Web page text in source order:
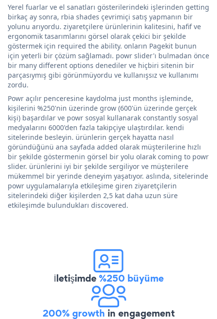
Yerel fuarlar ve el sanatları gösterilerindeki işlerinden getting
birkaç ay sonra, rbia shades çevrimiçi satış yapmanın bir
yolunu arıyordu. ziyaretçilere ürünlerinin kalitesini, hafif ve
ergonomik tasarımlarını görsel olarak çekici bir şekilde
göstermek için required the ability. onların Pagekit bunun
için yeterli bir çözüm sağlamadı. powr slider'ı bulmadan önce
bir many different options denediler ve hiçbiri sitenin bir
parçasıymış gibi görünmüyordu ve kullanışsız ve kullanımı
zordu.
Powr açılır penceresine kaydolma just months işleminde,
kişilerini %250'nin üzerinde grow (600'ün üzerinde gerçek
kişi) başardılar ve powr sosyal kullanarak constantly sosyal
medyalarını 6000'den fazla takipçiye ulaştırdılar. kendi
sitelerinde besleyin. ürünlerin gerçek hayatta nasıl
göründüğünü ana sayfada added olarak müşterilerine hızlı
bir şekilde göstermenin görsel bir yolu olarak coming to powr
slider. ürünlerini iyi bir şekilde sergiliyor ve müşterilere
mükemmel bir yerinde deneyim yaşatıyor. aslında, sitelerinde
powr uygulamalarıyla etkileşime giren ziyaretçilerin
sitelerindeki diğer kişilerden 2,5 kat daha uzun süre
etkileşimde bulundukları discovered.
İletişimde%250 büyüme
200% growth in engagement